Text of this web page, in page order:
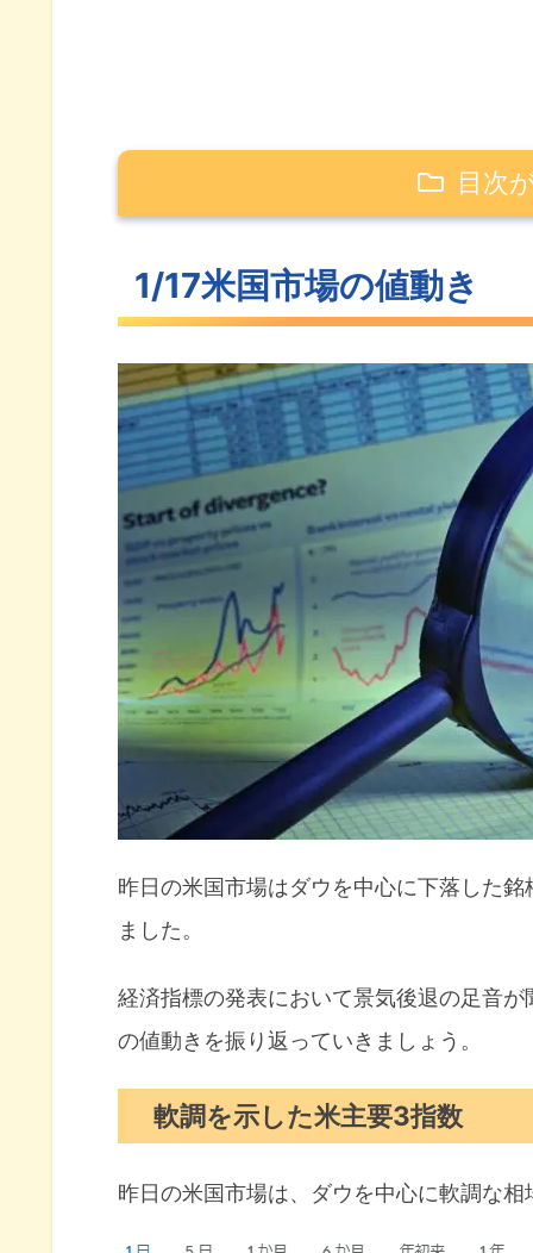
目次
軟調を示した米主要3指数
反発したVIX
S&P500ヒートマップ
セクター別パフォーマンス
200日移動平均線の上で耐えた
米国市場のトピックス
NY連銀製造業景気指数が急低下
アップルが新モデルを発表
マイクロソフトがエンジニアリ
不動産ファンドからの資金流
今月の注目イベントについて
注目の決算発表
GS（ゴールドマン・サックス
UAL（ユナイテッド・エアライ
まとめ
1/17米国市場の値動き
昨日の米国市場はダウを中心に下落した
ました。
経済指標の発表において景気後退の足音
の値動きを振り返っていきましょう。
軟調を示した米主要3指数
昨日の米国市場は、ダウを中心に軟調な